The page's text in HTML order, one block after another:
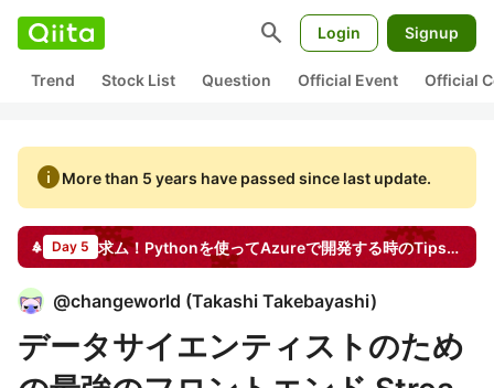
search Login Signup
Trend Stock List Question Official Event Official
infoMore than 5 years have passed since last update.
Day 5 求ム！Pythonを使ってAzureで開発する時のTips！【PR】日本マイクロソフト
@changeworld (Takashi Takebayashi)
データサイエンティストのため